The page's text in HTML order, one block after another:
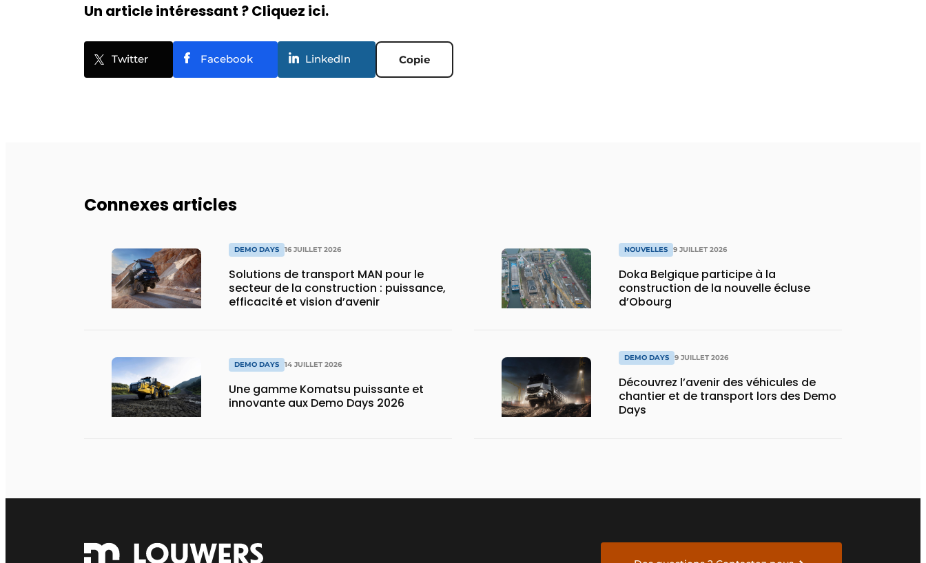
Un article intéressant ? Cliquez ici.
Twitter Facebook LinkedIn Copie
Connexes articles
DEMO DAYS 16 JUILLET 2026
Solutions de transport MAN pour le
secteur de la construction : puissance,
efficacité et vision d’avenir
DEMO DAYS 14 JUILLET 2026
Une gamme Komatsu puissante et
innovante aux Demo Days 2026
NOUVELLES 9 JUILLET 2026
Doka Belgique participe à la
construction de la nouvelle écluse
d’Obourg
DEMO DAYS 9 JUILLET 2026
Découvrez l’avenir des véhicules de
chantier et de transport lors des Demo
Days